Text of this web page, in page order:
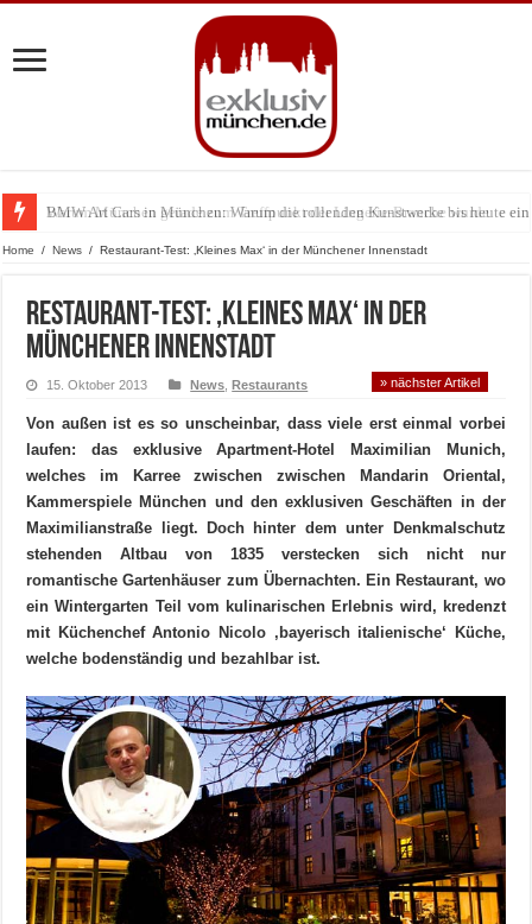
BMW Art Cars in München: Warum die rollenden Kunstwerke bis heute
Home / News / Restaurant-Test: ‚Kleines Max‘ in der Münchener Innenstadt
Restaurant-Test: ‚Kleines Max‘ in der
Münchener Innenstadt
15. Oktober 2013 News ,Restaurants » nächster Artikel
Von außen ist es so unscheinbar, dass viele erst einmal vorbei
laufen: das exklusive Apartment-Hotel Maximilian Munich,
welches im Karree zwischen zwischen Mandarin Oriental,
Kammerspiele München und den exklusiven Geschäften in der
Maximilianstraße liegt. Doch hinter dem unter Denkmalschutz
stehenden Altbau von 1835 verstecken sich nicht nur
romantische Gartenhäuser zum Übernachten. Ein Restaurant, wo
ein Wintergarten Teil vom kulinarischen Erlebnis wird, kredenzt
mit Küchenchef Antonio Nicolo ‚bayerisch italienische‘ Küche,
welche bodenständig und bezahlbar ist.